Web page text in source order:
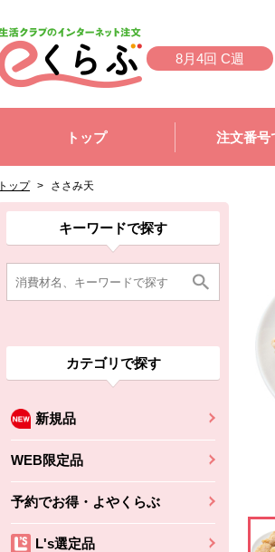
8月4回 C週
トップ
注文番号
トップ > ささみ天
ここから消費材検索メニューです。
キーワードで探す
カテゴリで探す
新規品
WEB限定品
予約でお得・よやくらぶ
L's選定品
消費材検索メニューここまで。
ここから本文です。
ここから組合員向けメニューです。
組合員向けメニューここまで。
ここから本文です。